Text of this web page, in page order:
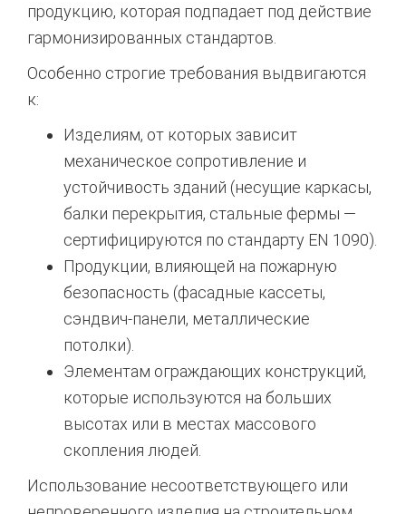
продукцию, которая подпадает под действие
гармонизированных стандартов.
Особенно строгие требования выдвигаются
к:
Изделиям, от которых зависит
механическое сопротивление и
устойчивость зданий (несущие каркасы,
балки перекрытия, стальные фермы —
сертифицируются по стандарту EN 1090).
Продукции, влияющей на пожарную
безопасность (фасадные кассеты,
сэндвич-панели, металлические
потолки).
Элементам ограждающих конструкций,
которые используются на больших
высотах или в местах массового
скопления людей.
Использование несоответствующего или